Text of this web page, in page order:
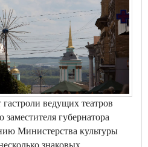
ведущих театров
губернатора
Министерства культуры
знаковых